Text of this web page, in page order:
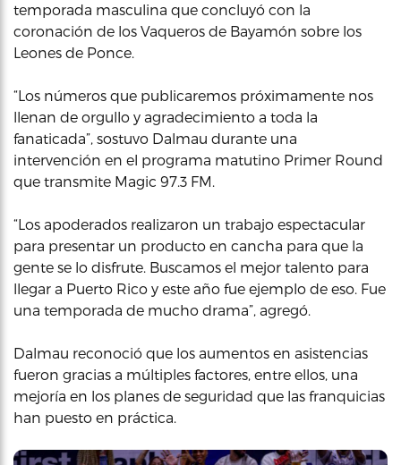
temporada masculina que concluyó con la
coronación de los Vaqueros de Bayamón sobre los
Leones de Ponce.
“Los números que publicaremos próximamente nos
llenan de orgullo y agradecimiento a toda la
fanaticada”, sostuvo Dalmau durante una
intervención en el programa matutino Primer Round
que transmite Magic 97.3 FM.
“Los apoderados realizaron un trabajo espectacular
para presentar un producto en cancha para que la
gente se lo disfrute. Buscamos el mejor talento para
llegar a Puerto Rico y este año fue ejemplo de eso. Fue
una temporada de mucho drama”, agregó.
Dalmau reconoció que los aumentos en asistencias
fueron gracias a múltiples factores, entre ellos, una
mejoría en los planes de seguridad que las franquicias
han puesto en práctica.